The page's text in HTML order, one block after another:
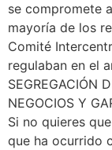
se compromete
mayoría de los
Comité
regulaban en el
SEGREGACIÓN
NEGOCIOS Y
Si no quieres
que ha ocurrido